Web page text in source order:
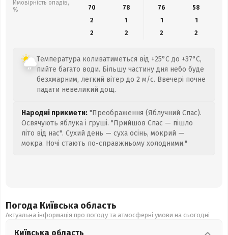
Ймовірність опадів,
%
70
78 76 58
2
1 1
1
2
2 2 2
Температура коливатиметься від +25°C до +37°C,
пийте багато води. Більшу частину дня небо буде
безхмарним, легкий вітер до 2 м/с. Ввечері почне
падати невеликий дощ.
Народні прикмети: "Преображення (Яблучний Спас).
Освячують яблука і груші. "Прийшов Спас — пішло
літо від нас". Сухий день — суха осінь, мокрий —
мокра. Ночі стають по-справжньому холодними."
Погода Київська область
Актуальна інформація про погоду та атмосферні умови на сьогодні
Київська область